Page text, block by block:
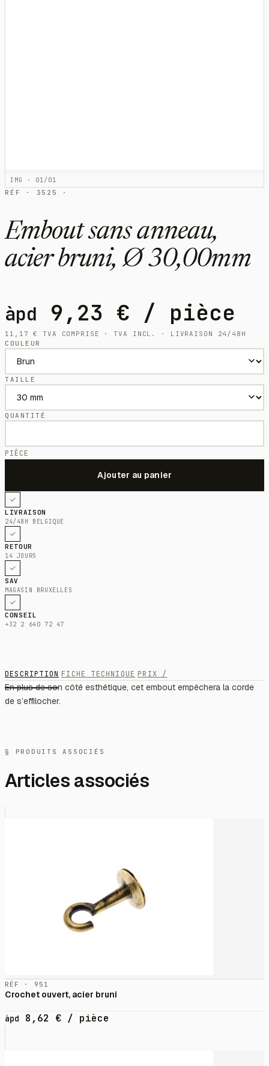
IMG · 01/01
RÉF · 3525 ·
Embout sans anneau,
acier bruni, Ø 30,00mm
àpd 9,23 € / pièce
11,17€
TVA COMPRISE · TVA INCL. · LIVRAISON 24/48H
COULEUR
TAILLE
QUANTITÉ
PIÈCE
LIVRAISON
24/48H BELGIQUE
RETOUR
14 JOURS
SAV
MAGASIN BRUXELLES
CONSEIL
+32 2 640 72 47
DESCRIPTION FICHE TECHNIQUE PRIX /
En plus de son côté esthétique, cet embout empêchera la corde
de s’effilocher.
§ PRODUITS ASSOCIÉS
Articles associés
RÉF · 951
Crochet ouvert, acier bruni
àpd 8,62 € / pièce